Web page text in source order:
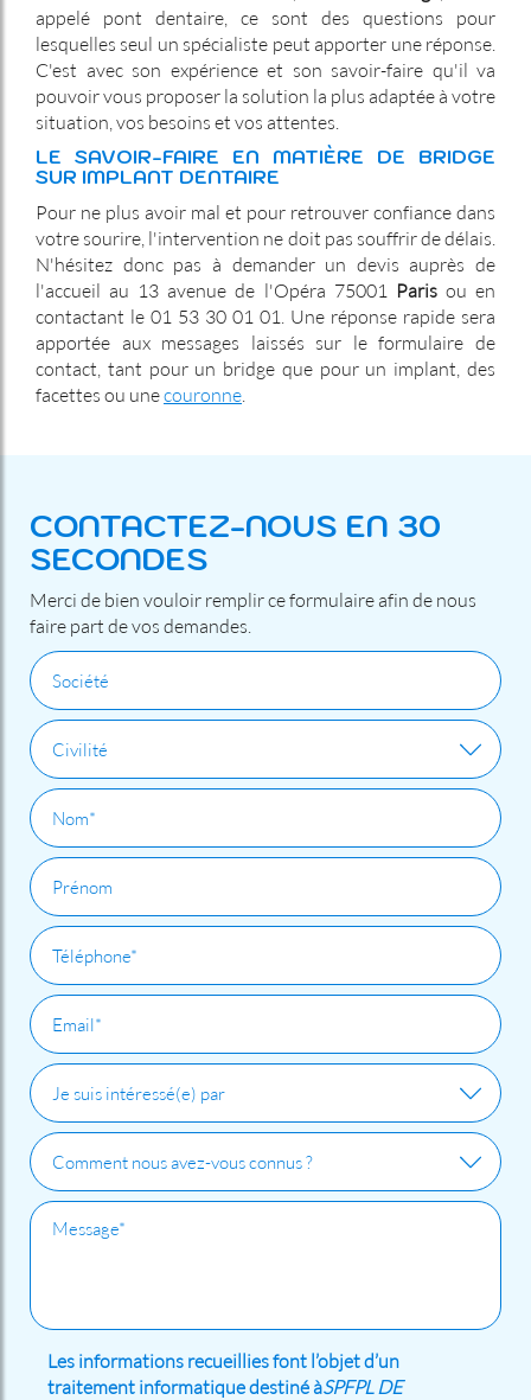
appelé pont dentaire, ce sont des questions pour
lesquelles seul un spécialiste peut apporter une réponse.
C'est avec son expérience et son savoir-faire qu'il va
pouvoir vous proposer la solution la plus adaptée à votre
situation, vos besoins et vos attentes.
LE SAVOIR-FAIRE EN MATIÈRE DE BRIDGE
SUR IMPLANT DENTAIRE
Pour ne plus avoir mal et pour retrouver confiance dans
votre sourire, l'intervention ne doit pas souffrir de délais.
N'hésitez donc pas à demander un devis auprès de
l'accueil au 13 avenue de l'Opéra 75001
Parisou en
contactant le 01 53 30 01 01. Une réponse rapide sera
apportée aux messages laissés sur le formulaire de
contact, tant pour un bridge que pour un implant, des
facettes ou unecouronne
CONTACTEZ-NOUS EN 30
SECONDES
Merci de bien vouloir remplir ce formulaire afin de nous
faire part de vos demandes.
Les informations recueillies font l’objet d’un
traitement informatique destiné àSPFPL DE